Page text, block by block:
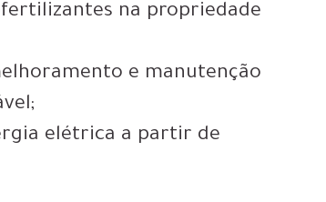
na propriedade
e manutenção
elétrica a partir de